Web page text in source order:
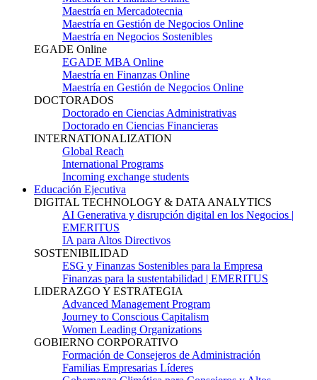
Maestría en Mercadotecnia
Maestría en Gestión de Negocios Online
Maestría en Negocios Sostenibles
EGADE Online
EGADE MBA Online
Maestría en Finanzas Online
Maestría en Gestión de Negocios Online
DOCTORADOS
Doctorado en Ciencias Administrativas
Doctorado en Ciencias Financieras
INTERNATIONALIZATION
Global Reach
International Programs
Incoming exchange students
Educación Ejecutiva
DIGITAL TECHNOLOGY & DATA ANALYTICS
AI Generativa y disrupción digital en los Negocios |
EMERITUS
IA para Altos Directivos
SOSTENIBILIDAD
ESG y Finanzas Sostenibles para la Empresa
Finanzas para la sustentabilidad | EMERITUS
LIDERAZGO Y ESTRATEGIA
Advanced Management Program
Journey to Conscious Capitalism
Women Leading Organizations
GOBIERNO CORPORATIVO
Formación de Consejeros de Administración
Familias Empresarias Líderes